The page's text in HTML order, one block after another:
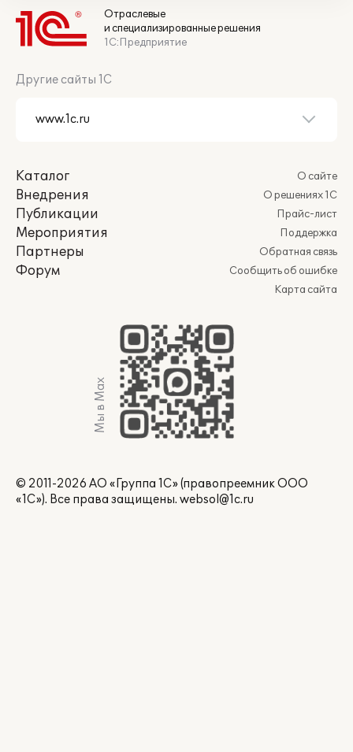
Отраслевые
и специализированные решения
1С:Предприятие
Другие сайты 1С
Каталог
Внедрения
Публикации
Мероприятия
Партнеры
Форум
О сайте
О решениях 1С
Прайс-лист
Поддержка
Обратная связь
Сообщить об ошибке
Карта сайта
Мы в Max
© 2011-2026 АО «Группа 1С» (правопреемник ООО
«1С»). Все права защищены. websol@1c.ru